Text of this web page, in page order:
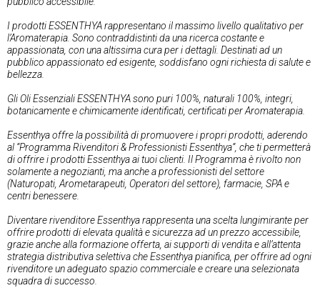
I prodotti ESSENTHYA rappresentano il massimo livello qualitativo per
l’Aromaterapia. Sono contraddistinti da una ricerca costante e
appassionata, con una altissima cura per i dettagli. Destinati ad un
pubblico appassionato ed esigente, soddisfano ogni richiesta di salute e
bellezza.
Gli Oli Essenziali ESSENTHYA sono puri 100%, naturali 100%, integri,
botanicamente e chimicamente identificati, certificati per Aromaterapia.
Essenthya offre la possibilità di promuovere i propri prodotti, aderendo
al “Programma Rivenditori & Professionisti Essenthya”, che ti permetterà
di offrire i prodotti Essenthya ai tuoi clienti. Il Programma è rivolto non
solamente a negozianti, ma anche a professionisti del settore
(Naturopati, Arometarapeuti, Operatori del settore), farmacie, SPA e
centri benessere.
Diventare rivenditore Essenthya rappresenta una scelta lungimirante per
offrire prodotti di elevata qualità e sicurezza ad un prezzo accessibile,
grazie anche alla formazione offerta, ai supporti di vendita e all’attenta
strategia distributiva selettiva che Essenthya pianifica, per offrire ad ogni
rivenditore un adeguato spazio commerciale e creare una selezionata
squadra di successo.